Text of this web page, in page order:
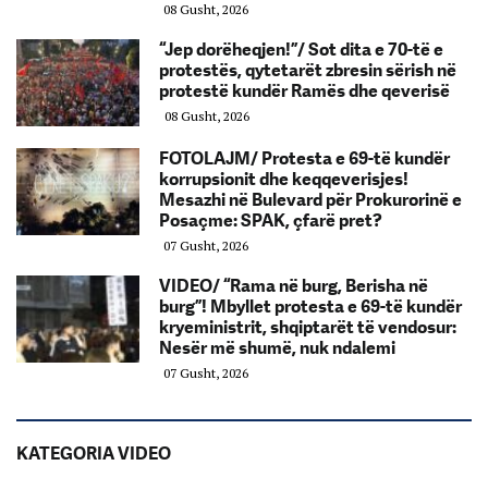
08 Gusht, 2026
“Jep dorëheqjen!”/ Sot dita e 70-të e
protestës, qytetarët zbresin sërish në
protestë kundër Ramës dhe qeverisë
08 Gusht, 2026
FOTOLAJM/ Protesta e 69-të kundër
korrupsionit dhe keqqeverisjes!
Mesazhi në Bulevard për Prokurorinë e
Posaçme: SPAK, çfarë pret?
07 Gusht, 2026
VIDEO/ “Rama në burg, Berisha në
burg”! Mbyllet protesta e 69-të kundër
kryeministrit, shqiptarët të vendosur:
Nesër më shumë, nuk ndalemi
07 Gusht, 2026
KATEGORIA VIDEO